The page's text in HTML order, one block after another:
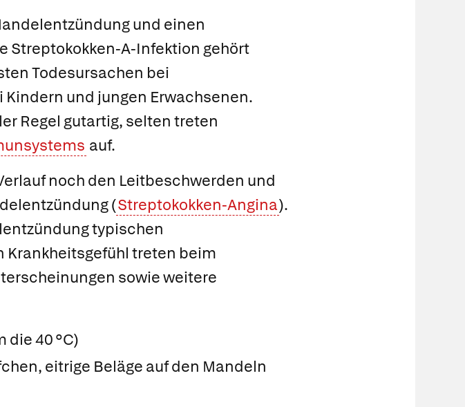
und einen
Streptokokken-A-Infektion gehört
Todesursachen bei
und jungen Erwachsenen.
Regel gutartig, selten treten
auf.
noch den Leitbeschwerden und
(Streptokokken-Angina).
typischen
treten beim
sowie weitere
die 40 °C)
eitrige Beläge auf den Mandeln